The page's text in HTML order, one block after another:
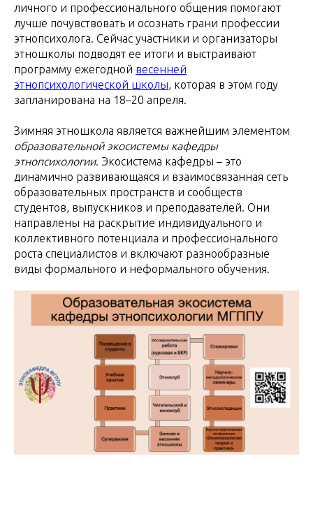
личного и профессионального общения помогают
лучше почувствовать и осознать грани профессии
этнопсихолога. Сейчас участники и организаторы
этношколы подводят ее итоги и выстраивают
программу ежегодной весенней
этнопсихологической школы, которая в этом году
запланирована на 18–20 апреля.
Зимняя этношкола является важнейшим элементом
образовательной экосистемы кафедры
этнопсихологии. Экосистема кафедры – это
динамично развивающаяся и взаимосвязанная сеть
образовательных пространств и сообществ
студентов, выпускников и преподавателей. Они
направлены на раскрытие индивидуального и
коллективного потенциала и профессионального
роста специалистов и включают разнообразные
виды формального и неформального обучения.